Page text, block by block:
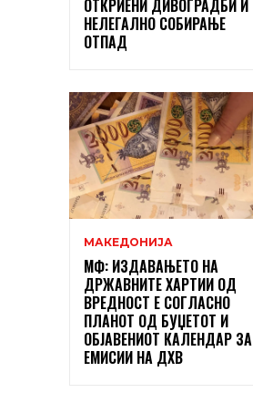
ОТКРИЕНИ ДИВОГРАДБИ И
НЕЛЕГАЛНО СОБИРАЊЕ
ОТПАД
МАКЕДОНИЈА
МФ: ИЗДАВАЊЕТО НА
ДРЖАВНИТЕ ХАРТИИ ОД
ВРЕДНОСТ Е СОГЛАСНО
ПЛАНОТ ОД БУЏЕТОТ И
ОБЈАВЕНИОТ КАЛЕНДАР ЗА
ЕМИСИИ НА ДХВ